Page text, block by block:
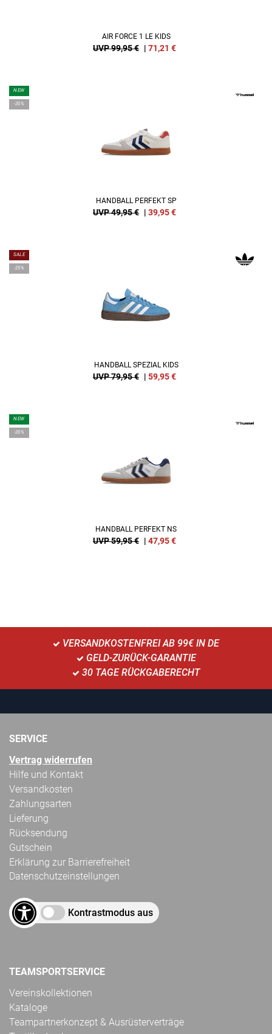
AIR FORCE 1 LE KIDS
UVP 99,95 € | 71,21 €
NEW
-20%
HANDBALL PERFEKT SP
UVP 49,95 € | 39,95€
SALE
-25%
HANDBALL SPEZIAL KIDS
UVP 79,95 € | 59,95€
NEW
-20%
HANDBALL PERFEKT NS
UVP 59,95 € | 47,95€
VERSANDKOSTENFREI AB 99€ IN DE
GELD-ZURÜCK-GARANTIE
30 TAGE RÜCKGABERECHT
SERVICE
Vertrag widerrufen
Hilfe und Kontakt
Versandkosten
Zahlungsarten
Lieferung
Rücksendung
Gutschein
Erklärung zur Barrierefreiheit
Datenschutzeinstellungen
Kontrastmodus aus
TEAMSPORTSERVICE
Vereinskollektionen
Kataloge
Teampartnerkonzept & Ausrüsterverträge